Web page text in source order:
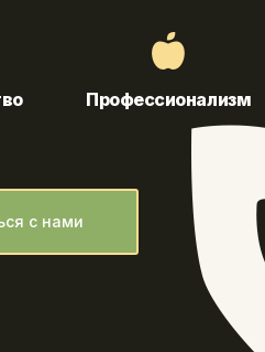
Профессионализм
с нами